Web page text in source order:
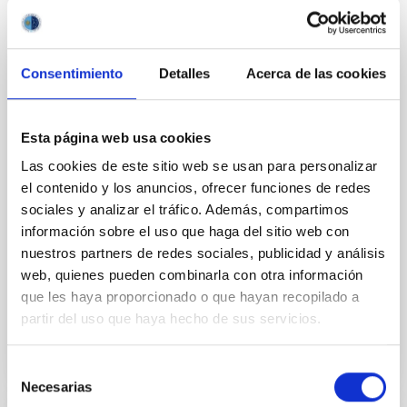
Consentimiento Detalles Acerca de las cookies
Esta página web usa cookies
Las cookies de este sitio web se usan para personalizar
el contenido y los anuncios, ofrecer funciones de redes
sociales y analizar el tráfico. Además, compartimos
información sobre el uso que haga del sitio web con
nuestros partners de redes sociales, publicidad y análisis
web, quienes pueden combinarla con otra información
que les haya proporcionado o que hayan recopilado a
partir del uso que haya hecho de sus servicios.
Necesarias
El equipo de IACTEC Espacio, el departamento del
Instituto de Astrofísica de Canarias (IAC) dedicado al
desarrollo de tecnología espacial para pequeños
séptima edición, el foro internacional se consolida
como uno de los principales puntos de encuentro
para el sector de los pequeños satélites, bajo el lema
“Secure Communications & Other Dual
expositor con stand propio, donde presenta sus
principales
Fecha de publicación 19/02/2026 - 09:57:50